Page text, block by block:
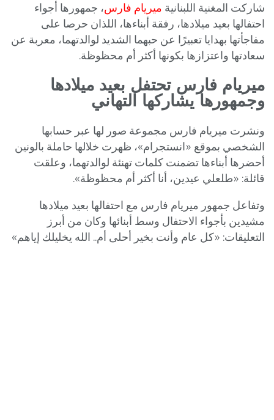
شاركت المغنية اللبنانية ميريام فارس، جمهورها أجواء
احتفالها بعيد ميلادها، رفقة أبناءها، اللذان حرصا على
مفاجأتها بهدايا تعبيرًا عن حبهما الشديد لوالدتهما، معربة عن
سعادتها واعتزازها بكونها أكثر أم محظوظة.
ميريام فارس تحتفل بعيد ميلادها
وجمهورها يشاركها التهاني
ونشرت ميريام فارس مجموعة صور لها عبر حسابها
الشخصي بموقع «انستجرام»، ظهرت خلالها حاملة بالونين
أحضرها أبناءها تضمنت كلمات تهنئة لوالدتهما، وعلقت
قائلة: «طلعلي عيدين، أنا أكثر أم محظوظة».
وتفاعل جمهور ميريام فارس مع احتفالها بعيد ميلادها
مشيدين بأجواء الاحتفال وسط أبنائها وكان من أبرز
التعليقات: «كل عام وأنت بخير أحلى أم.. الله يخليلك إياهم»